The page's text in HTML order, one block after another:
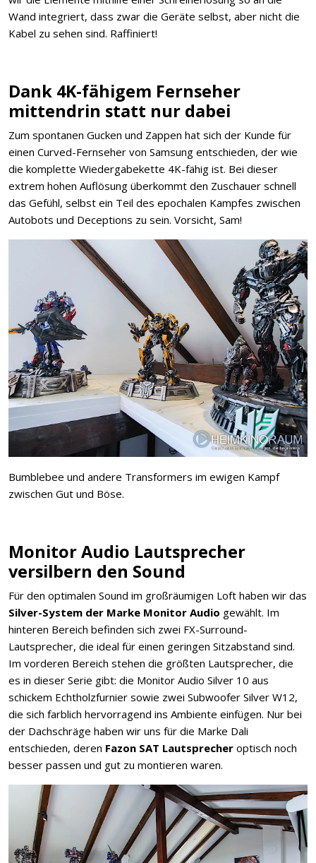
Wand integriert, dass zwar die Geräte selbst, aber nicht die
Kabel zu sehen sind. Raffiniert!
Dank 4K-fähigem Fernseher
mittendrin statt nur dabei
Zum spontanen Gucken und Zappen hat sich der Kunde für
einen Curved-Fernseher von Samsung entschieden, der wie
die komplette Wiedergabekette 4K-fähig ist. Bei dieser
extrem hohen Auflösung überkommt den Zuschauer schnell
das Gefühl, selbst ein Teil des epochalen Kampfes zwischen
Autobots und Deceptions zu sein. Vorsicht, Sam!
Bumblebee und andere Transformers im ewigen Kampf
zwischen Gut und Böse.
Monitor Audio Lautsprecher
versilbern den Sound
Für den optimalen Sound im großräumigen Loft haben wir das
Silver-System der Marke Monitor Audio gewählt. Im
hinteren Bereich befinden sich zwei FX-Surround-
Lautsprecher, die ideal für einen geringen Sitzabstand sind.
Im vorderen Bereich stehen die größten Lautsprecher, die
es in dieser Serie gibt: die Monitor Audio Silver 10 aus
schickem Echtholzfurnier sowie zwei Subwoofer Silver W12,
die sich farblich hervorragend ins Ambiente einfügen. Nur bei
der Dachschräge haben wir uns für die Marke Dali
entschieden, deren Fazon SAT Lautsprecher optisch noch
besser passen und gut zu montieren waren.